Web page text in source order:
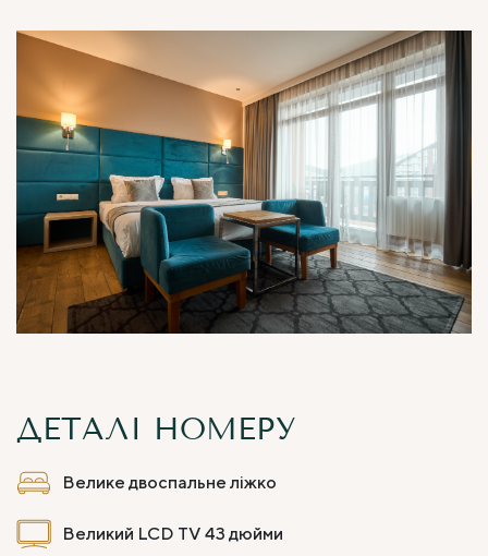
Велике двоспальне ліжко
Великий LCD TV 43 дюйми
ДЕТАЛІ НОМЕРУ